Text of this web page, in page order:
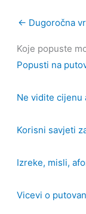
← Dugoročna
Koje popuste
Popusti na
Ne vidite cijenu
Korisni savjeti
Izreke, misli,
Vicevi o